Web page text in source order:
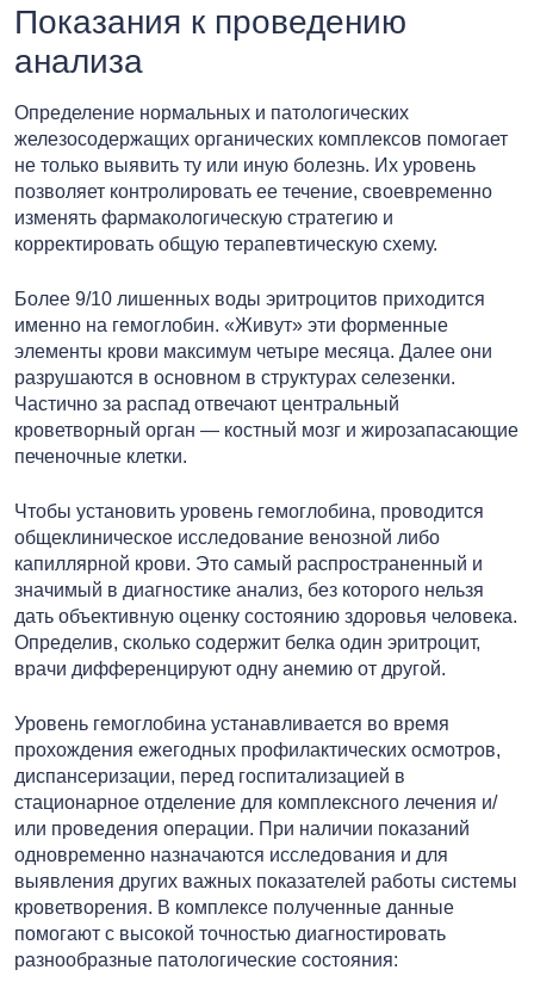
Показания к проведению
анализа
Определение нормальных и патологических
железосодержащих органических комплексов помогает
не только выявить ту или иную болезнь. Их уровень
позволяет контролировать ее течение, своевременно
изменять фармакологическую стратегию и
корректировать общую терапевтическую схему.
Более 9/10 лишенных воды эритроцитов приходится
именно на гемоглобин. «Живут» эти форменные
элементы крови максимум четыре месяца. Далее они
разрушаются в основном в структурах селезенки.
Частично за распад отвечают центральный
кроветворный орган — костный мозг и жирозапасающие
печеночные клетки.
Чтобы установить уровень гемоглобина, проводится
общеклиническое исследование венозной либо
капиллярной крови. Это самый распространенный и
значимый в диагностике анализ, без которого нельзя
дать объективную оценку состоянию здоровья человека.
Определив, сколько содержит белка один эритроцит,
врачи дифференцируют одну анемию от другой.
Уровень гемоглобина устанавливается во время
прохождения ежегодных профилактических осмотров,
диспансеризации, перед госпитализацией в
стационарное отделение для комплексного лечения и/
или проведения операции. При наличии показаний
одновременно назначаются исследования и для
выявления других важных показателей работы системы
кроветворения. В комплексе полученные данные
помогают с высокой точностью диагностировать
разнообразные патологические состояния: